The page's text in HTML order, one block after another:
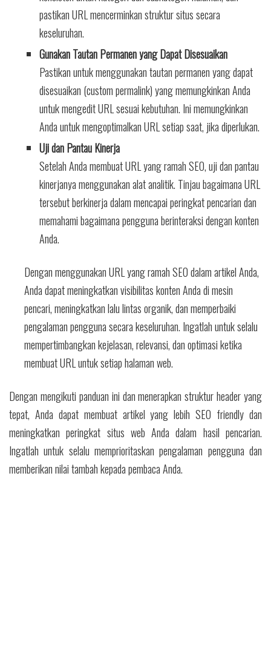
pastikan URL mencerminkan struktur situs secara
keseluruhan.
Gunakan Tautan Permanen yang Dapat Disesuaikan
Pastikan untuk menggunakan tautan permanen yang dapat
disesuaikan (custom permalink) yang memungkinkan Anda
untuk mengedit URL sesuai kebutuhan. Ini memungkinkan
Anda untuk mengoptimalkan URL setiap saat, jika diperlukan.
Uji dan Pantau Kinerja
Setelah Anda membuat URL yang ramah SEO, uji dan pantau
kinerjanya menggunakan alat analitik. Tinjau bagaimana URL
tersebut berkinerja dalam mencapai peringkat pencarian dan
memahami bagaimana pengguna berinteraksi dengan konten
Anda.
Dengan menggunakan URL yang ramah SEO dalam artikel Anda,
Anda dapat meningkatkan visibilitas konten Anda di mesin
pencari, meningkatkan lalu lintas organik, dan memperbaiki
pengalaman pengguna secara keseluruhan. Ingatlah untuk selalu
mempertimbangkan kejelasan, relevansi, dan optimasi ketika
membuat URL untuk setiap halaman web.
Dengan mengikuti panduan ini dan menerapkan struktur header yang
tepat, Anda dapat membuat artikel yang lebih SEO friendly dan
meningkatkan peringkat situs web Anda dalam hasil pencarian.
Ingatlah untuk selalu memprioritaskan pengalaman pengguna dan
memberikan nilai tambah kepada pembaca Anda.